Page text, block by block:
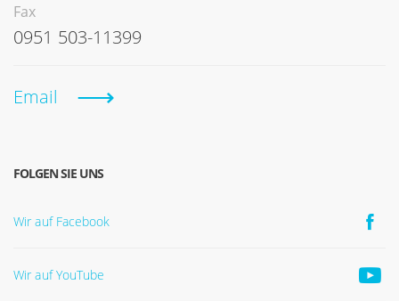
Fax
0951 503-11399
Email
FOLGEN SIE UNS
Wir auf Facebook
Wir auf YouTube